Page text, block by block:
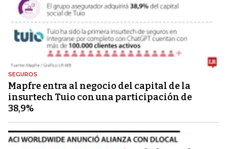
SEGUROS
Mapfre entra al negocio del capital de la
insurtech Tuio con una participación de
38,9%